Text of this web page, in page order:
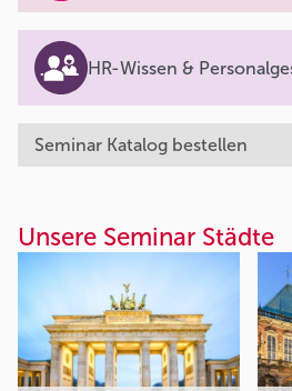
HR-Wissen &
Seminar Katalog bestellen
Unsere Seminar Städte